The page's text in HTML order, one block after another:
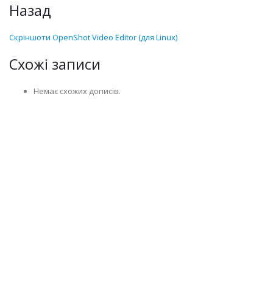
Назад
Скріншоти OpenShot Video Editor (для Linux)
Схожі записи
Немає схожих дописів.